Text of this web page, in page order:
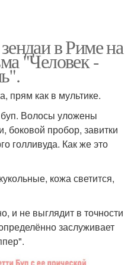
в Риме на
"Человек -
прям как в мультике.
Волосы уложены
боковой пробор, завитки
голливуда. Как же это
кожа светится,
и не выглядит в точности
заслуживает